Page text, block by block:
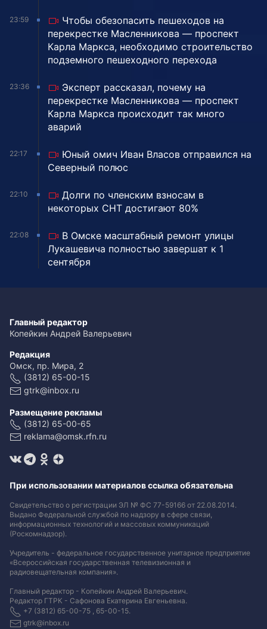
23:59
Чтобы обезопасить пешеходов на
перекрестке Масленникова — проспект
Карла Маркса, необходимо строительство
подземного пешеходного перехода
23:36
Эксперт рассказал, почему на
перекрестке Масленникова — проспект
Карла Маркса происходит так много
аварий
22:17
Юный омич Иван Власов отправился на
Северный полюс
22:10
Долги по членским взносам в
некоторых СНТ достигают 80%
22:08
В Омске масштабный ремонт улицы
Лукашевича полностью завершат к 1
сентября
Главный редактор
Копейкин Андрей Валерьевич
Редакция
Омск, пр. Мира, 2
(3812) 65-00-15
gtrk@inbox.ru
Размещение рекламы
(3812) 65-00-65
reklama@omsk.rfn.ru
При использовании материалов ссылка обязательна
Свидетельство о регистрации ЭЛ № ФС 77-59166 от 22.08.2014.
Выдано Федеральной службой по надзору в сфере связи,
информационных технологий и массовых коммуникаций
(Роскомнадзор).
Учредитель - федеральное государственное унитарное предприятие
«Всероссийская государственная телевизионная и
радиовещательная компания».
Главный редактор - Копейкин Андрей Валерьевич.
Редактор ГТРК - Сафонова Екатерина Евгеньевна.
+7 (3812) 65-00-75 , 65-00-15.
gtrk@inbox.ru